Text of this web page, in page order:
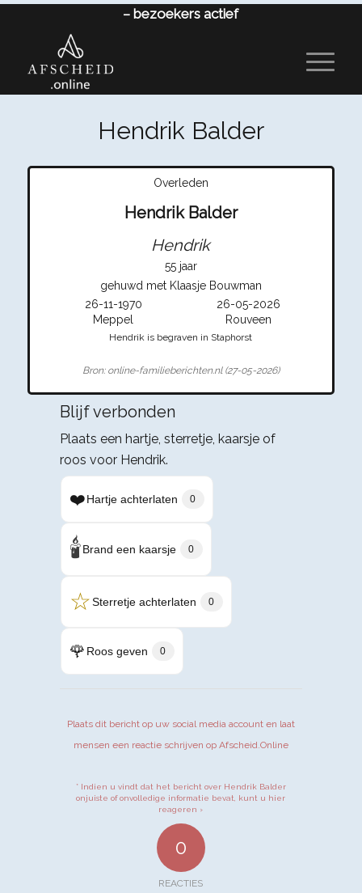
– bezoekers actief
Hendrik Balder
Overleden
Hendrik Balder
Hendrik
55 jaar
gehuwd met Klaasje Bouwman
26-11-1970
26-05-2026
Meppel
Rouveen
Hendrik is begraven in Staphorst
Bron: online-familieberichten.nl (27-05-2026)
Blijf verbonden
Plaats een hartje, sterretje, kaarsje of
roos voor Hendrik.
❤️Hartje achterlaten 0
🕯️Brand een kaarsje 0
☆Sterretje achterlaten 0
🌹 Roos geven 0
Plaats dit bericht op uw social media account en laat
mensen een reactie schrijven op Afscheid.Online
* Indien u vindt dat het bericht over Hendrik Balder
onjuiste of onvolledige informatie bevat, kunt u hier
reageren ›
0
REACTIES